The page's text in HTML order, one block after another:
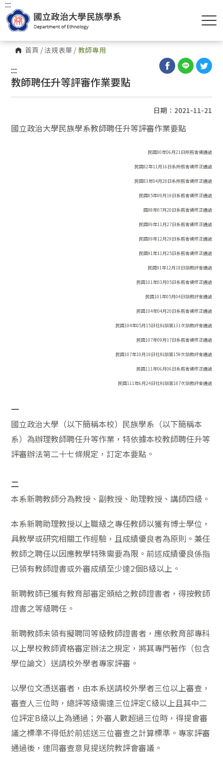
首頁 /法規表單 / 教師專用
:::
:::
教師聘任升等評審作業要點
日期：2021-11-21
國立政治大學民族學系教師聘任升等評審作業要點
民國80年06月21日所務會議通過
民國82年11月16日系所務會議修正通過
民國83年04月28日系所務會議修正通過
民國85年09月19日系務會議修正通過
國88年07月20日系務會議修正通過
民國89年11月27日系務會議修正通過
民國89年12月29日系務會議修正通過
民國91年11月25日系務會議修正通過
民國91年12月18日院教評會通過
民國101年03月05日系務會議修正通過
民國101年05月04日院教評會通過
民國104年04月20日系務會議修正通過
民國104年05月15日社科院第131次院教評會通過
民國107年09月17日系務會議修正通過
民國107年10月19日社科院第159次院教評會通過
民國111年06月06日系務會議修正通過
民國111年6月24日社科院第187次院教評會通過
一
國立政治大學（以下簡稱本校）民族學系（以下簡稱本
系）為辦理教師聘任升等作業，特依據本校教師聘任升等
評審辦法第二十七條規定，訂定本要點。
二
本系新聘教師分為教授、副教授、助理教授、講師四級。
本系新聘助理教授以上職級之專任教師以獲有博士學位，
具教學或研究相關工作經驗，且成績優良者為原則。兼任
教師之聘任以因應教學特殊需要為限。前述成績優良係指
已領有教師證書或外審成績至少達2個B級以上。
新聘教師已獲有教育部審定頒給之教師證書者，得按教師
證書之等級聘任。
新聘教師未領有擬聘同等級教師證書者，應依教育部專科
以上學校教師資格審定辦法之規定，將其專門著作（包含
學位論文）送請校外學者專家評審。
以學位文憑送審者，由本系送請校外學者三位以上審查，
審查人三位時，總評等級需達三位評定C級以上且其中二
位評定B級以上為通過；外審人數超過三位時，得提會審
議之標準不得低於前述送三位審查之計算標準。專家評審
通過後，連同審查意見提送院教評會審議。